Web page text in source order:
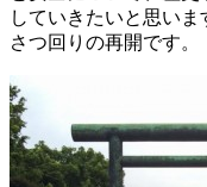
していきたいと思い
さつ回りの再開です。